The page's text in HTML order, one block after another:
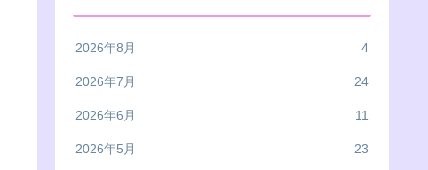
2026年8月 4
2026年7月 24
2026年6月 11
2026年5月 23